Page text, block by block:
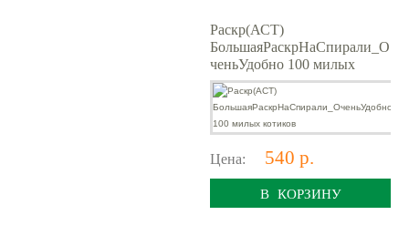
Раскр(АСТ)
БольшаяРаскрНаСпирали_О
ченьУдобно 100 милых
котиков
Цена: 540 р.
В КОРЗИНУ